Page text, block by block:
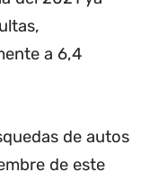
a 6,4
de autos
de este